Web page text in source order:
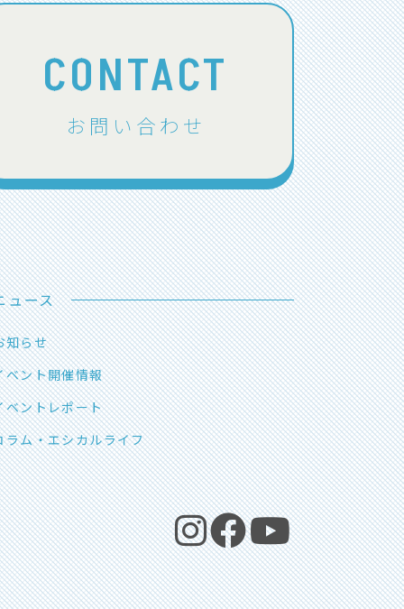
CONTACT
お問い合わせ
ュース
知らせ
ベント開催情報
ベントレポート
ラム・エシカルライフ